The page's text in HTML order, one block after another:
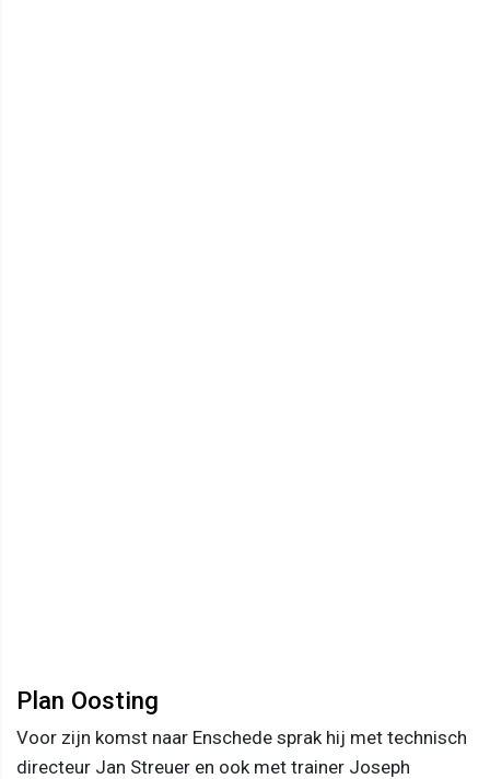
Plan Oosting
Voor zijn komst naar Enschede sprak hij met technisch
directeur Jan Streuer en ook met trainer Joseph